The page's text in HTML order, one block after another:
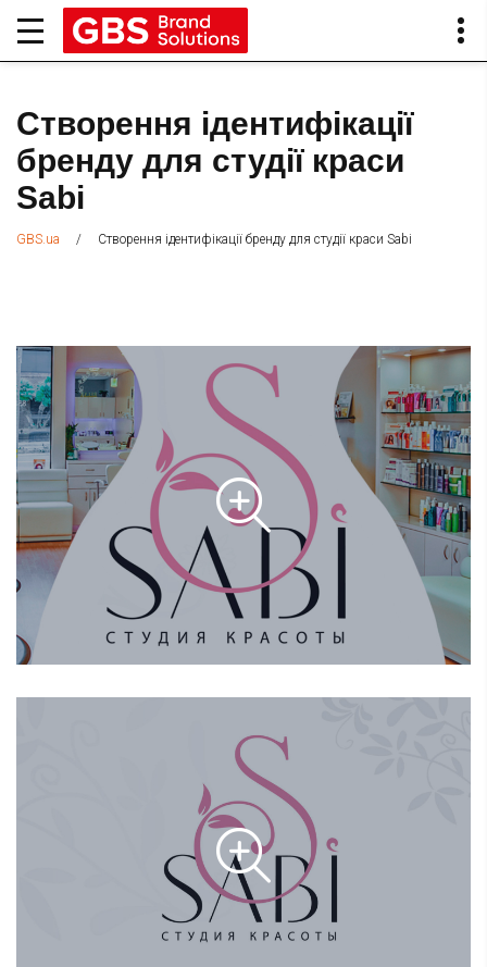
Створення ідентифікації
бренду для студії краси
Sabi
GBS.ua / Створення ідентифікації бренду для студії краси Sabi